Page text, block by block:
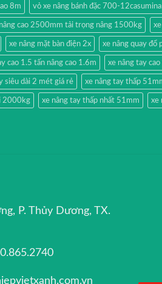
8m vỏ xe nâng bánh đặc 700-12casumina
cao 2500mm tải trọng nâng 1500kg
xe nâng mặt bàn điện 2x xe nâng quay đổ
cao 1.5 tấn nâng cao 1.6m xe nâng tay
siêu dài 2 mét giá rẻ xe nâng tay thấp
2000kg xe nâng tay thấp nhất 51mm xe
P. Thủy Dương, TX.